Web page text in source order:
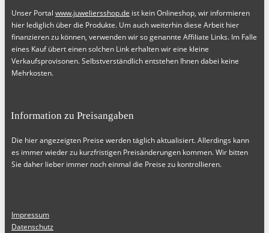
Unser Portal www.juweliersshop.de ist kein Onlineshop, wir informieren
hier lediglich über die Produkte. Um auch weiterhin diese Arbeit hier
finanzieren zu können, verwenden wir so genannte Affiliate Links. Im Falle
eines Kauf übert einen solchen Link erhalten wir eine kleine
Verkaufsprovisonen. Selbstverständlich entstehen Ihnen dabei keine
Mehrkosten.
Information zu Preisangaben
Die hier angezeigten Preise werden täglich aktualisiert. Allerdings kann
es immer wieder zu kurzfristigen Preisänderungen kommen. Wir bitten
Sie daher lieber immer noch einmal die Preise zu kontrollieren.
Impressum
Datenschutz